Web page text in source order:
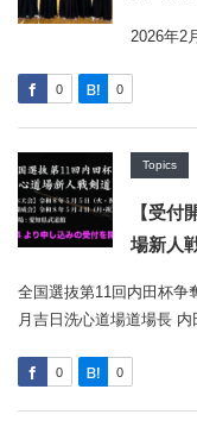
2026年2
0 0
Topics
【受付
場新人
全国選抜第11回内田杯争
月吉日洗心道場道場長
0 0